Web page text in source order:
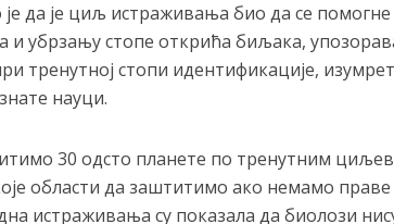
је да је циљ истраживања био да се
и убрзању стопе открића биљака,
тренутној стопи идентификације,
науци.
30 одсто планете по тренутним
области да заштитимо ако немамо
истраживања су показала да биолози